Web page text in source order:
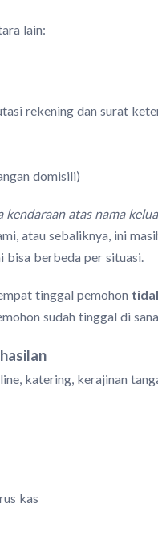
lain:
rekening dan surat
domisili)
kendaraan atas nama
atau sebaliknya, ini
bisa berbeda per situasi.
tinggal pemohon
sudah tinggal di
katering, kerajinan
kas